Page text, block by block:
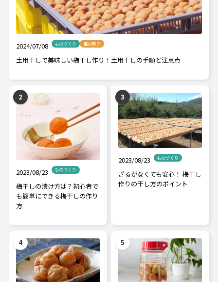
2024/07/08 ものづくり 梅の魅力
土用干しで美味しい梅干し作り！土用干しの手順と注意点
2023/08/23 ものづくり
梅干しの漬け方は？初心者で
も簡単にできる梅干しの作り
方
2023/08/23 ものづくり
ざるがなくても安心！ 梅干し
作りの干し方のポイント